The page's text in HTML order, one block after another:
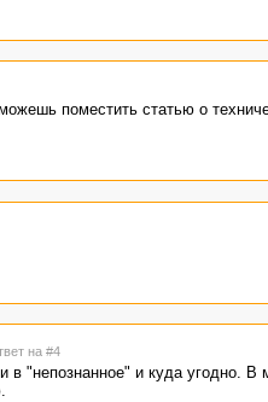
поместить статью о
на #4
в "непознанное" и куда угодно.